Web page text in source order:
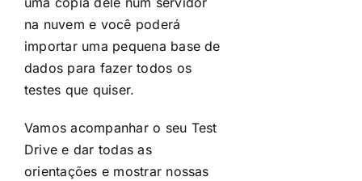
na nuvem e você poderá
importar uma pequena base de
dados para fazer todos os
testes que quiser.
Vamos acompanhar o seu Test
Drive e dar todas as
orientações e mostrar nossas